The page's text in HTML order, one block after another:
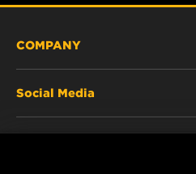
COMPANY
Social Media